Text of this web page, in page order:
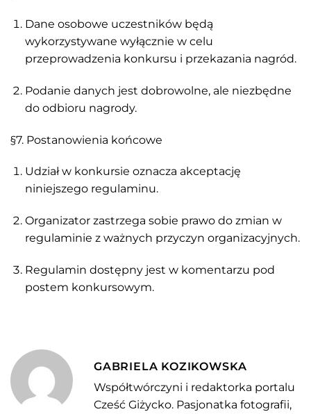
Dane osobowe uczestników będą
wykorzystywane wyłącznie w celu
przeprowadzenia konkursu i przekazania nagród.
Podanie danych jest dobrowolne, ale niezbędne
do odbioru nagrody.
§7. Postanowienia końcowe
Udział w konkursie oznacza akceptację
niniejszego regulaminu.
Organizator zastrzega sobie prawo do zmian w
regulaminie z ważnych przyczyn organizacyjnych.
Regulamin dostępny jest w komentarzu pod
postem konkursowym.
GABRIELA KOZIKOWSKA
Współtwórczyni i redaktorka portalu
Cześć Giżycko. Pasjonatka fotografii,